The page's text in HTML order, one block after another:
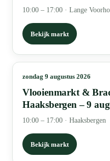
10:00 – 17:00 · Lange
Bekijk markt
zondag 9 augustus 2026
Vlooienmarkt &
Haaksbergen – 9
10:00 – 17:00 · Haaksbergen
Bekijk markt